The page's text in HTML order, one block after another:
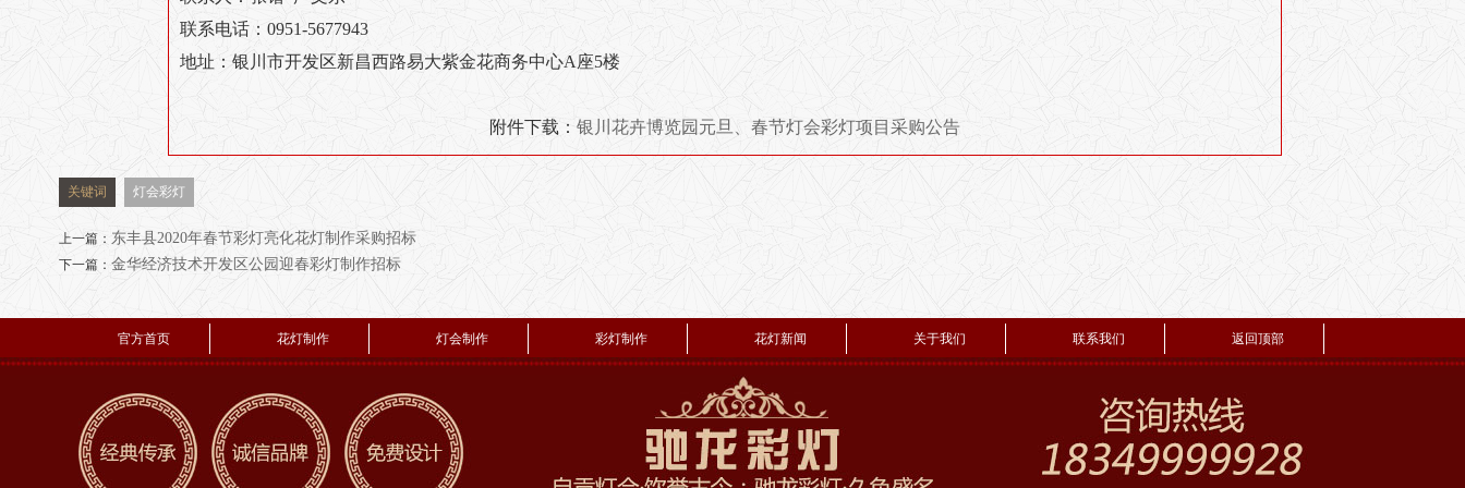
联系电话：0951-5677943
地址：银川市开发区新昌西路易大紫金花商务中心A座5楼
附件下载： 银川花卉博览园元旦、春节灯会彩灯项目采购公告
关键词 灯会彩灯
上一篇： 东丰县2020年春节彩灯亮化花灯制作采购招标
下一篇： 金华经济技术开发区公园迎春彩灯制作招标
官方首页 花灯制作 灯会制作 彩灯制作 花灯新闻 关于我们 联系我们 返回顶部